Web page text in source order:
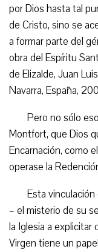
por Dios hasta tal
de Cristo, sino se
a formar parte del
obra del Espíritu
de Elizalde, Juan
Navarra, España,
Pero no sólo
Montfort, que Dios
Encarnación, como
operase la
Esta
– el misterio de su
la Iglesia a explicitar
Virgen tiene un